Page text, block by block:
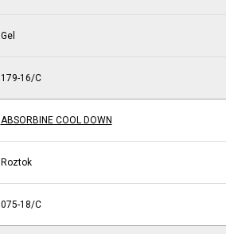
Gel
179-16/C
ABSORBINE COOL DOWN
Roztok
075-18/C